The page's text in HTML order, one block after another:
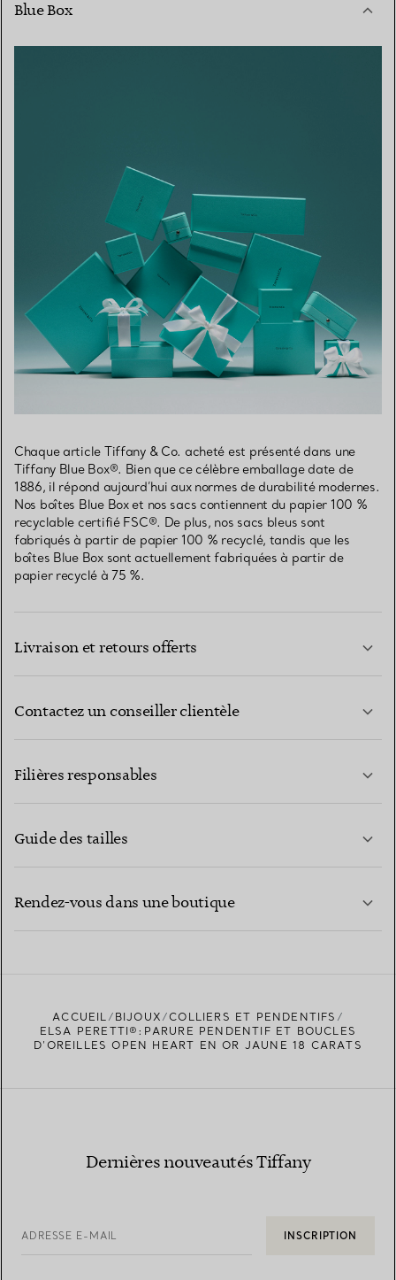
Blue Box
Chaque article Tiffany & Co. acheté est présenté dans une
Tiffany Blue Box®. Bien que ce célèbre emballage date de
1886, il répond aujourd’hui aux normes de durabilité modernes.
Nos boîtes Blue Box et nos sacs contiennent du papier 100 %
recyclable certifié FSC®. De plus, nos sacs bleus sont
fabriqués à partir de papier 100 % recyclé, tandis que les
boîtes Blue Box sont actuellement fabriquées à partir de
papier recyclé à 75 %.
Livraison et retours offerts
Contactez un conseiller clientèle
Filières responsables
Guide des tailles
Rendez-vous dans une boutique
TROUVEZ LA BOUTIQUE LA PLUS PROCHE
ACCUEIL BIJOUX
COLLIERS ET PENDENTIFS
ELSA PERETTI®:PARURE PENDENTIF ET BOUCLES
D’OREILLES OPEN HEART EN OR JAUNE 18 CARATS
Dernières nouveautés Tiffany
ADRESSE E-MAIL INSCRIPTION